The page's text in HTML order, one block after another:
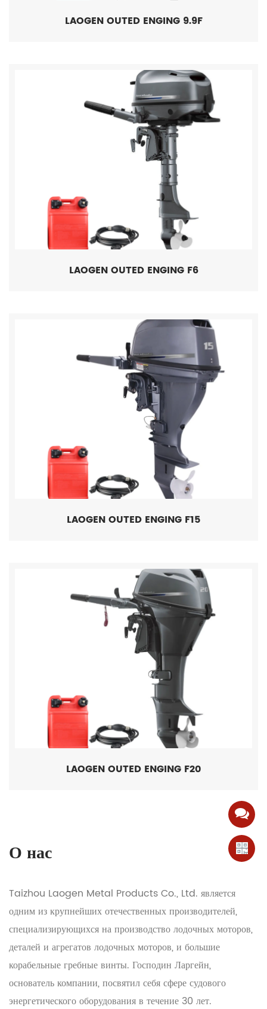
LAOGEN OUTED ENGING 9.9F
LAOGEN OUTED ENGING F6
LAOGEN OUTED ENGING F15
LAOGEN OUTED ENGING F20
О нас
Taizhou Laogen Metal Products Co., Ltd. является
одним из крупнейших отечественных производителей,
специализирующихся на производство лодочных моторов,
деталей и агрегатов лодочных моторов, и большие
корабельные гребные винты. Господин Ларгейн,
основатель компании, посвятил себя сфере судового
энергетического оборудования в течение 30 лет.